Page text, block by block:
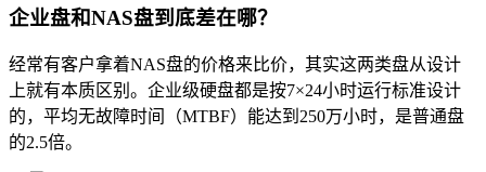
企业盘和NAS盘到底差在哪？
经常有客户拿着NAS盘的价格来比价，其实这两类盘从设计
上就有本质区别。企业级硬盘都是按7×24小时运行标准设计
的，平均无故障时间（MTBF）能达到250万小时，是普通盘
的2.5倍。